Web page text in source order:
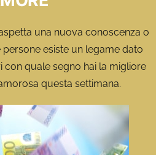
una nuova conoscenza o
esiste un legame dato
con quale segno hai la migliore
questa settimana.